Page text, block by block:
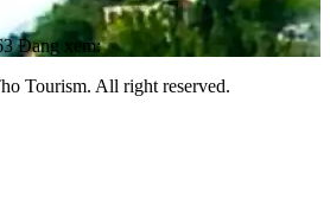
Đang xem:
Tourism. All right reserved.